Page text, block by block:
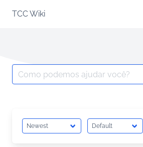
TCC Wiki
Search
for: